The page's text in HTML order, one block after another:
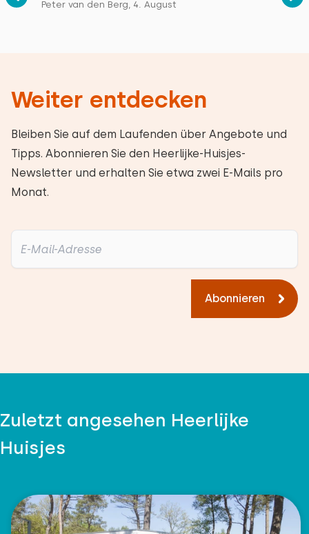
Peter van den Berg, 4. August
Weiter entdecken
Bleiben Sie auf dem Laufenden über Angebote und
Tipps. Abonnieren Sie den Heerlijke-Huisjes-
Newsletter und erhalten Sie etwa zwei E-Mails pro
Monat.
Abonnieren
Zuletzt angesehen Heerlijke
Huisjes